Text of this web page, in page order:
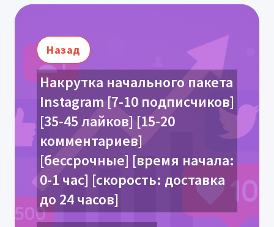
Назад
Накрутка начального пакета
Instagram [7-10 подписчиков]
[35-45 лайков] [15-20
комментариев]
[бессрочные] [время начала:
0-1 час] [скорость: доставка
до 24 часов]